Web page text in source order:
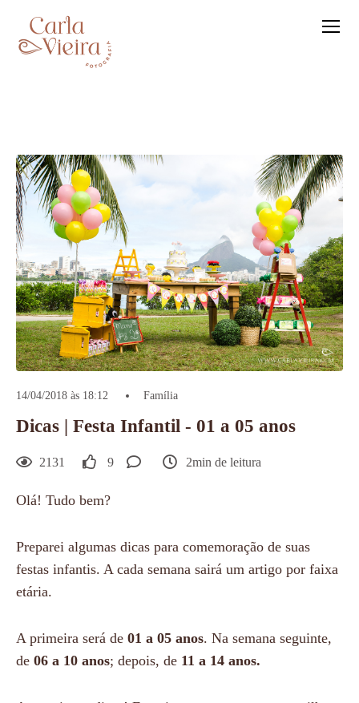
14/04/2018 às 18:12 Família
Dicas | Festa Infantil - 01 a 05 anos
2131 9 2min de leitura
Olá! Tudo bem?
Preparei algumas dicas para comemoração de suas
festas infantis. A cada semana sairá um artigo por faixa
etária.
A primeira será de 01 a 05 anos. Na semana seguinte,
de 06 a 10 anos; depois, de 11 a 14 anos.